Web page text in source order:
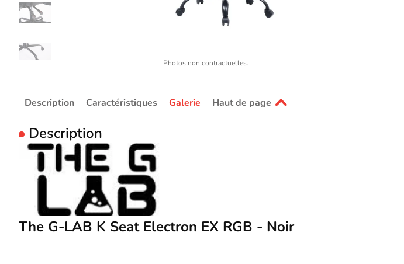
Photos non contractuelles.
Description Caractéristiques Galerie Haut de page
Description
The G-LAB K Seat Electron EX RGB - Noir